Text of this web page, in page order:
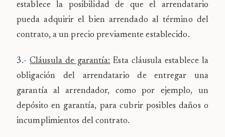
establece la posibilidad de que el arrendatario
pueda adquirir el bien arrendado al término del
contrato, a un precio previamente establecido.
3.- Cláusula de garantía: Esta cláusula establece la
obligación del arrendatario de entregar una
garantía al arrendador, como por ejemplo, un
depósito en garantía, para cubrir posibles daños o
incumplimientos del contrato.